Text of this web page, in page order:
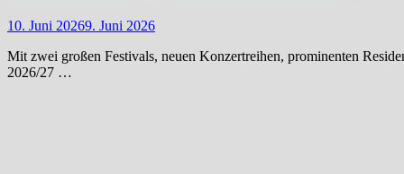
10. Juni 20269. Juni 2026
Mit zwei großen Festivals, neuen Konzertreihen, prominenten
2026/27 …